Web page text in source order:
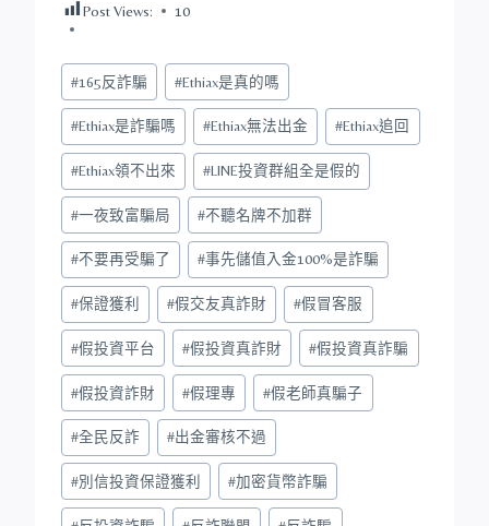
Post Views: 10
Post
Tags:
#165反詐騙 #Ethiax是真的嗎
#Ethiax是詐騙嗎 #Ethiax無法出金 #Ethiax追回
#Ethiax領不出來 #LINE投資群組全是假的
#一夜致富騙局 #不聽名牌不加群
#不要再受騙了 #事先儲值入金100%是詐騙
#保證獲利 #假交友真詐財 #假冒客服
#假投資平台 #假投資真詐財 #假投資真詐騙
#假投資詐財 #假理專 #假老師真騙子
#全民反詐 #出金審核不過
#別信投資保證獲利 #加密貨幣詐騙